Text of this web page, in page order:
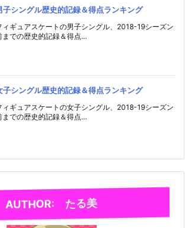
子シングル歴史的記録＆得点ランキング
ィギュアスケートの男子シングル、2018-19シーズン
までの歴史的記録＆得点…
子シングル歴史的記録＆得点ランキング
ィギュアスケートの女子シングル、2018-19シーズン
までの歴史的記録＆得点…
AUTHOR: たる美